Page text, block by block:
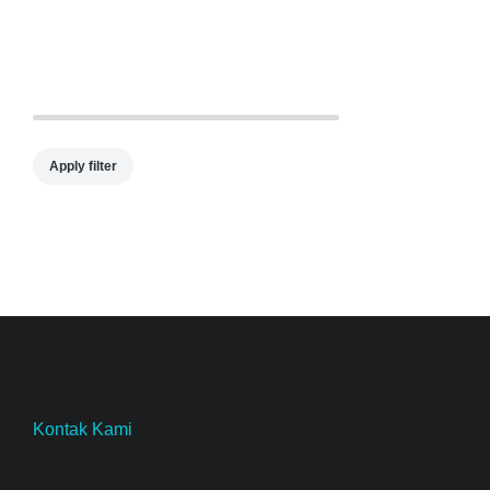
Apply filter
Kontak Kami